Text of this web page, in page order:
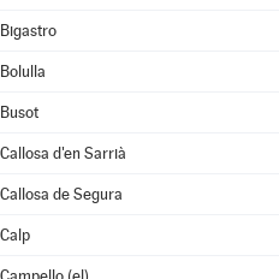
Bigastro
Bolulla
Busot
Callosa d'en Sarrià
Callosa de Segura
Calp